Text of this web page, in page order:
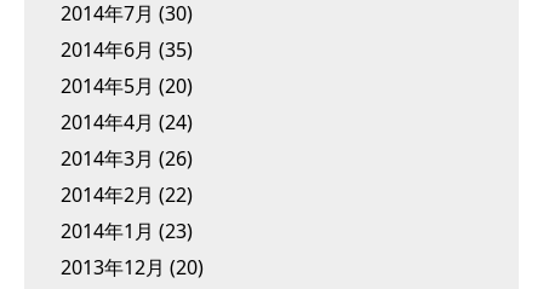
2014年7月 (30)
2014年6月 (35)
2014年5月 (20)
2014年4月 (24)
2014年3月 (26)
2014年2月 (22)
2014年1月 (23)
2013年12月 (20)